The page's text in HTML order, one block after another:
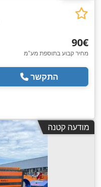
‏90 ‏€
מחיר קבוע בתוספת מע"מ
התקשר
מודעה קטנה